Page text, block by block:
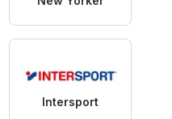
Intersport